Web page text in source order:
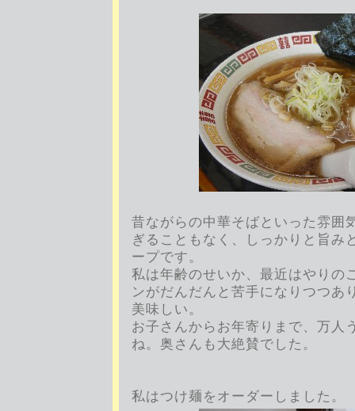
昔ながらの中華そばといった雰囲
ぎることもなく、しっかりと旨み
ープです。
私は年齢のせいか、最近はやりの
ンがだんだんと苦手になりつつあ
美味しい。
お子さんからお年寄りまで、万人
ね。奥さんも大絶賛でした。
私はつけ麺をオーダーしました。